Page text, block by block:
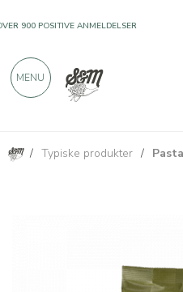
/ Typiske produkter /
Felicetti Grano Duro Integrale
900 POSITIVE ANMELDELSER
MENU